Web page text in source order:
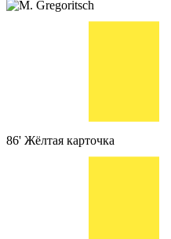
86' Жёлтая карточка